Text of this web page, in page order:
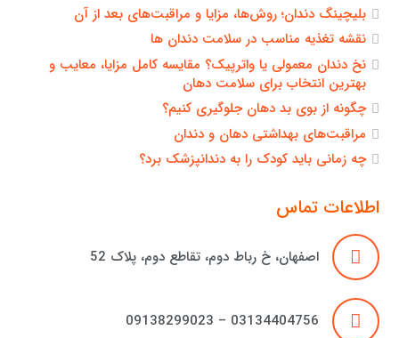
بلیچینگ دندان؛ روش‌ها، مزایا و مراقبت‌های بعد از آن
نقشه تغذیه مناسب در سلامت دندان ها
نخ دندان معمولی یا واترپیک؟ مقایسه کامل مزایا، معایب و
بهترین انتخاب برای سلامت دهان
چگونه از بوی بد دهان جلوگیری کنیم؟
مراقبت‌های بهداشتی دهان و دندان
چه زمانی باید کودک را به دندانپزشک برد؟
اطلاعات تماس
اصفهان، خ رباط دوم، تقاطع دوم، پلاک 52
03134404756 – 09138299023